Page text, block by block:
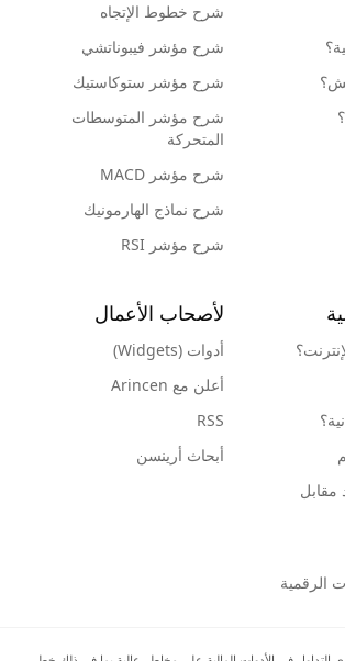
شرح خطوط الإتجاه
شرح مؤشر فيبوناتشي
شرح مؤشر ستوكاستيك
شرح مؤشر المتوسطات
المتحركة
شرح مؤشر MACD
شرح نماذج الهارمونيك
شرح مؤشر RSI
مقابل
الرقمية
لأصحاب الأعمال
أدوات (Widgets)
أعلن مع Arincen
RSS
أبحاث أرينسن